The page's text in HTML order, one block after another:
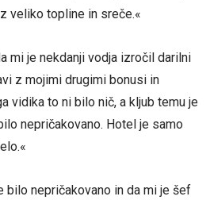
veliko topline in sreče.«
mi je nekdanji vodja izročil darilni
z mojimi drugimi bonusi in
vidika to ni bilo nič, a kljub temu je
nepričakovano. Hotel je samo
bilo nepričakovano in da mi je šef